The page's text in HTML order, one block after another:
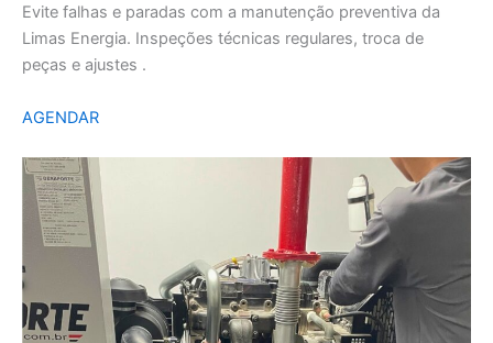
Evite falhas e paradas com a manutenção preventiva da
Limas Energia. Inspeções técnicas regulares, troca de
peças e ajustes .
AGENDAR